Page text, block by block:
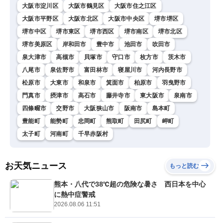
大阪市淀川区 大阪市鶴見区
大阪市住之江区
大阪市平野区
大阪市北区 大阪市中央区
堺市堺区
堺市中区
堺市東区 堺市西区 堺市南区
堺市北区
堺市美原区
岸和田市 豊中市 池田市
吹田市
泉大津市
高槻市 貝塚市 守口市 枚方市
茨木市
八尾市
泉佐野市 富田林市 寝屋川市
河内長野市
松原市
大東市 和泉市 箕面市 柏原市
羽曳野市
門真市
摂津市 高石市 藤井寺市 東大阪市
泉南市
四條畷市
交野市 大阪狭山市 阪南市
島本町
豊能町
能勢町 忠岡町 熊取町 田尻町
岬町
太子町
河南町 千早赤阪村
お天気ニュース もっと読む
熊本・八代で38℃超の危険な暑さ 西日本を中心
に熱中症警戒
2026.08.06 11:51